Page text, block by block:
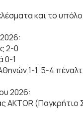
και το
2-0
0-1
1-1, 5-4
2026:
AKTOR (Παγκρήτιο